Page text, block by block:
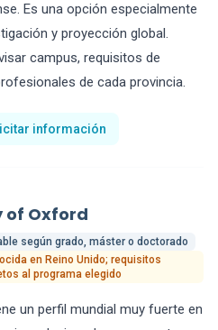
Es una opción especialmente
y proyección global.
campus, requisitos de
de cada provincia.
información
of Oxford
según grado, máster o doctorado
en Reino Unido; requisitos
al programa elegido
un perfil mundial muy fuerte en